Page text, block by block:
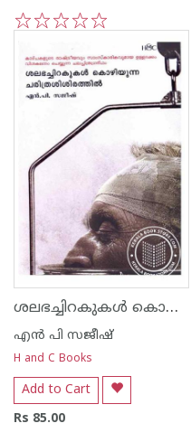
ശലഭച്ചിറകുകള്‍ കൊഴിയുന്ന ചരിത്രശിശിരത്തില്‍
എന്‍ പി സജീഷ്‌
H and C Books
Add to Cart
Rs 85.00